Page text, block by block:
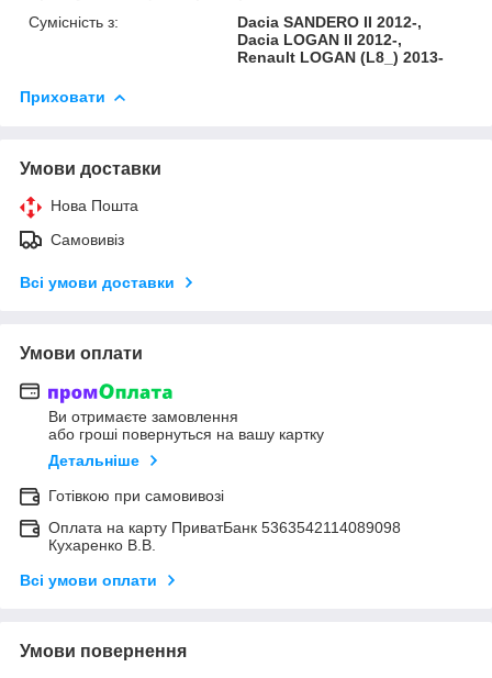
Сумісність з:
Dacia SANDERO II 2012-,
Dacia LOGAN II 2012-,
Renault LOGAN (L8_) 2013-
Приховати
Умови доставки
Нова Пошта
Самовивіз
Всі умови доставки
Умови оплати
Ви отримаєте замовлення
або гроші повернуться на вашу картку
Детальніше
Готівкою при самовивозі
Оплата на карту ПриватБанк 5363542114089098
Кухаренко В.В.
Всі умови оплати
Умови повернення